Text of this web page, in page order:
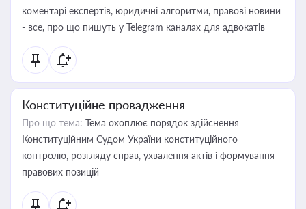
коментарі експертів, юридичні алгоритми, правові новини
- все, про що пишуть у Telegram каналах для адвокатів
Конституційне провадження
Про що тема: Тема охоплює порядок здійснення
Конституційним Судом України конституційного
контролю, розгляду справ, ухвалення актів і формування
правових позицій